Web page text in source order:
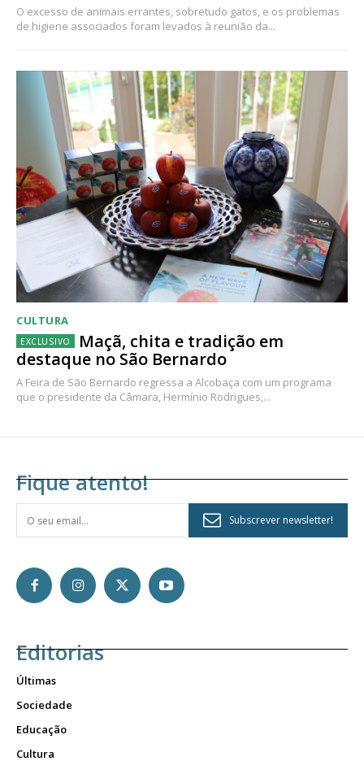
O excesso de animais errantes, sobretudo gatos, e os problemas
de higiene associados foram levados à reunião da...
CULTURA
Maçã, chita e tradição em
destaque no São Bernardo
A Feira de São Bernardo regressa a Alcobaça com um programa
que o presidente da Câmara, Hermínio Rodrigues,...
Fique atento!
Subscrever newsletter!
Editorias
Últimas
Sociedade
Educação
Cultura